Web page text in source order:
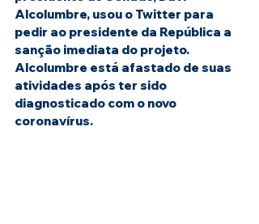
Alcolumbre, usou o Twitter para
pedir ao presidente da República a
sanção imediata do projeto.
Alcolumbre está afastado de suas
atividades após ter sido
diagnosticado com o novo
coronavírus.